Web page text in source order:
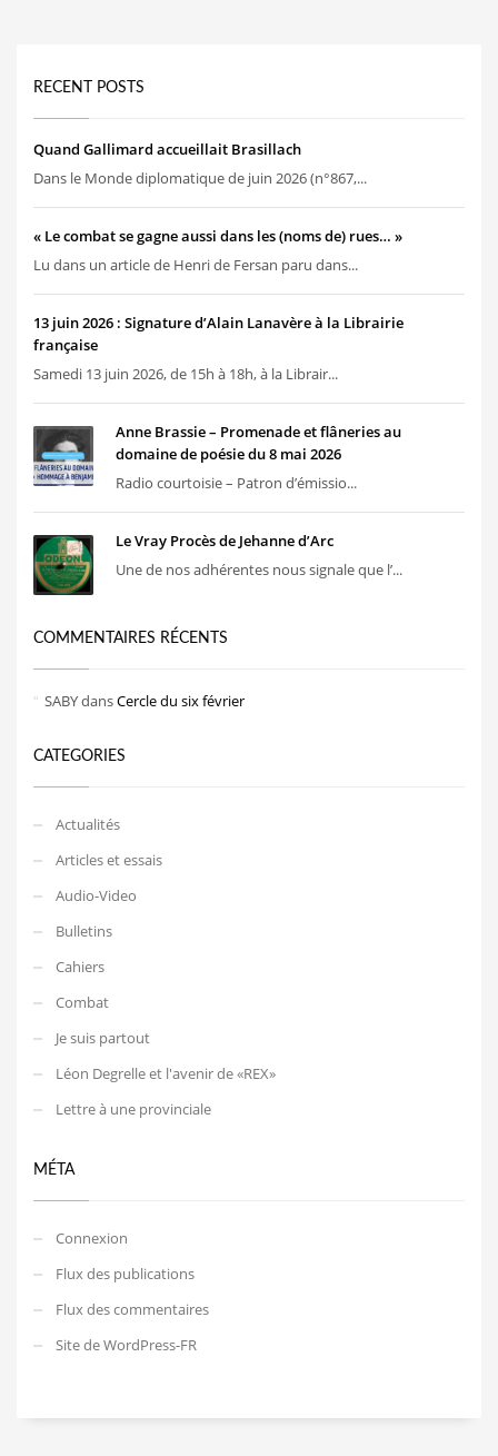
RECENT POSTS
Quand Gallimard accueillait Brasillach
Dans le Monde diplomatique de juin 2026 (n°867,...
« Le combat se gagne aussi dans les (noms de) rues… »
Lu dans un article de Henri de Fersan paru dans...
13 juin 2026 : Signature d’Alain Lanavère à la Librairie
française
Samedi 13 juin 2026, de 15h à 18h, à la Librair...
Anne Brassie – Promenade et flâneries au
domaine de poésie du 8 mai 2026
Radio courtoisie – Patron d’émissio...
Le Vray Procès de Jehanne d’Arc
Une de nos adhérentes nous signale que l’...
COMMENTAIRES RÉCENTS
SABYdansCercle du six février
CATEGORIES
Actualités
Articles et essais
Audio-Video
Bulletins
Cahiers
Combat
Je suis partout
Léon Degrelle et l'avenir de «REX»
Lettre à une provinciale
MÉTA
Connexion
Flux des publications
Flux des commentaires
Site de WordPress-FR